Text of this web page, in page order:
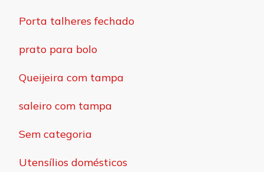
Porta talheres fechado
prato para bolo
Queijeira com tampa
saleiro com tampa
Sem categoria
Utensílios domésticos